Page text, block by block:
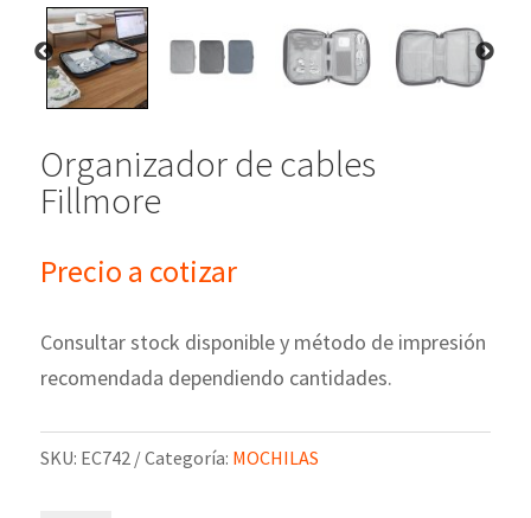
Organizador de cables
Fillmore
Precio a cotizar
Consultar stock disponible y método de impresión
recomendada dependiendo cantidades.
SKU: EC742 Categoría: MOCHILAS